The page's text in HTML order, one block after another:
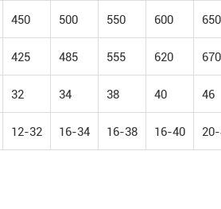
450 500 550 600 650
425 485 555 620 670
32 34 38 40 46
12-32 16-34 16-38 16-40